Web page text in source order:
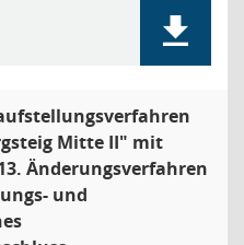
Mitte II" mit
Änderungsverfahren
und